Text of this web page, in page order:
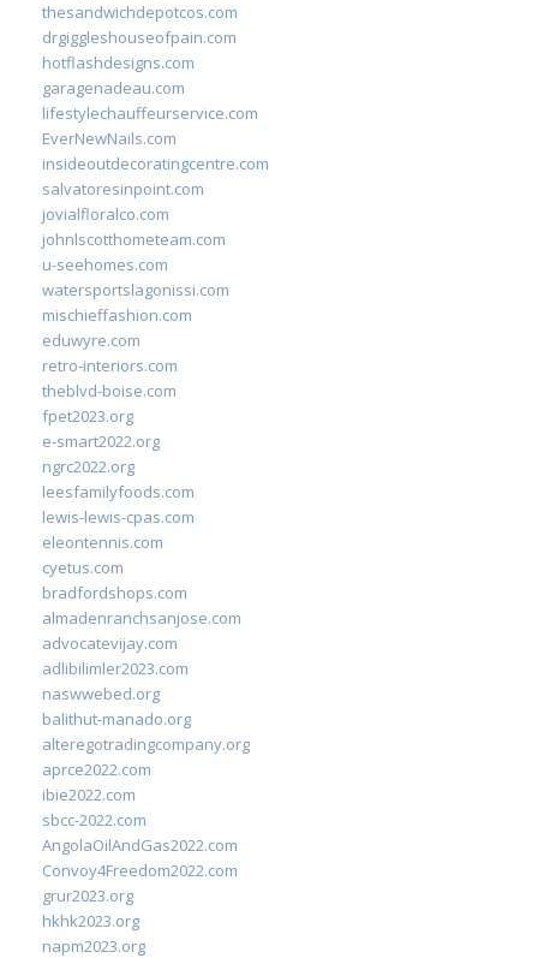
thesandwichdepotcos.com
drgiggleshouseofpain.com
hotflashdesigns.com
garagenadeau.com
lifestylechauffeurservice.com
EverNewNails.com
insideoutdecoratingcentre.com
salvatoresinpoint.com
jovialfloralco.com
johnlscotthometeam.com
u-seehomes.com
watersportslagonissi.com
mischieffashion.com
eduwyre.com
retro-interiors.com
theblvd-boise.com
fpet2023.org
e-smart2022.org
ngrc2022.org
leesfamilyfoods.com
lewis-lewis-cpas.com
eleontennis.com
cyetus.com
bradfordshops.com
almadenranchsanjose.com
advocatevijay.com
adlibilimler2023.com
naswwebed.org
balithut-manado.org
alteregotradingcompany.org
aprce2022.com
ibie2022.com
sbcc-2022.com
AngolaOilAndGas2022.com
Convoy4Freedom2022.com
grur2023.org
hkhk2023.org
napm2023.org